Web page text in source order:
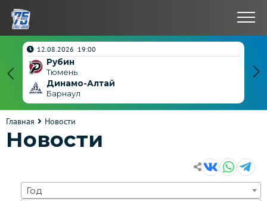
4
12.08.2026 19:00
Рубин
Тюмень
Динамо-Алтай
Барнаул
Главная Новости
Новости
Год